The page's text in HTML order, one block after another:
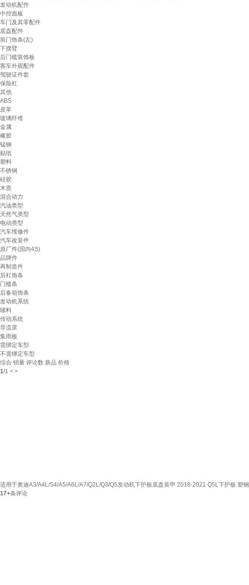
发动机配件
中控面板
车门及其零配件
底盘配件
前门饰条(左)
下摆臂
后门槛装饰板
客车外观配件
驾驶证件套
保险杠
其他
ABS
皮革
玻璃纤维
金属
橡胶
锰钢
贴纸
塑料
不锈钢
硅胶
木质
混合动力
汽油类型
天然气类型
电动类型
汽车维修件
汽车改装件
原厂件(国内4S)
品牌件
再制造件
后杠饰条
门槛条
后备箱饰条
发动机系统
辅料
传动系统
导流罩
集雨板
需绑定车型
不需绑定车型
综合 销量 评论数 新品 价格
1/1 < >
适用于奥迪A3/A4L/S4/A5/A6L/A7/Q2L/Q3/Q5发动机下护板底盘装甲 2018-2021 Q5L下护板 塑钢
17+条评论